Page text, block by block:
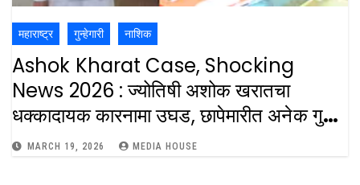
महाराष्ट्र गुन्हेगारी नाशिक
Ashok Kharat Case, Shocking
News 2026 : ज्योतिषी अशोक खरातचा
धक्कादायक कारनामा उघड, छापेमारीत अनेक गुपितं
उघड : AShok Kharat Case Revolver
MARCH 19, 2026 MEDIA HOUSE